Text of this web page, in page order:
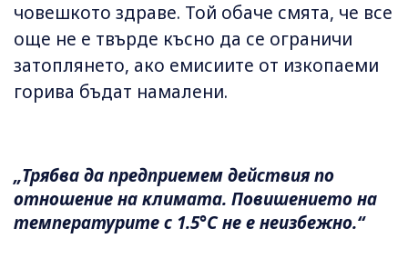
човешкото здраве. Той обаче смята, че все
още не е твърде късно да се ограничи
затоплянето, ако емисиите от изкопаеми
горива бъдат намалени.
„Трябва да предприемем действия по
отношение на климата. Повишението на
температурите с 1.5°C не е неизбежно.“